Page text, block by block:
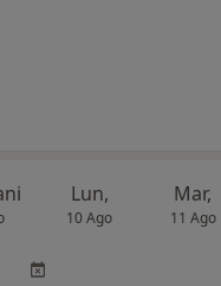
Lun,
10 Ago
Mar,
11 Ago